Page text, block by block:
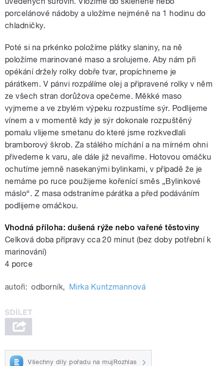
porcelánové nádoby a uložíme nejméně na 1 hodinu do
chladničky.
Poté si na prkénko položíme plátky slaniny, na ně
položíme marinované maso a srolujeme. Aby nám při
opékání držely rolky dobře tvar, propíchneme je
párátkem. V pánvi rozpálíme olej a připravené rolky v něm
ze všech stran dorůžova opečeme. Měkké maso
vyjmeme a ve zbylém výpeku rozpustíme sýr. Podlijeme
vínem a v momentě kdy je sýr dokonale rozpuštěný
pomalu vlijeme smetanu do které jsme rozkvedlali
bramborový škrob. Za stálého míchání a na mírném ohni
přivedeme k varu, ale dále již nevaříme. Hotovou omáčku
ochutíme jemně nasekanými bylinkami, v případě že je
nemáme po ruce použijeme kořenící směs „Bylinkové
máslo“. Z masa odstraníme párátka a před podáváním
podlijeme omáčkou.
Vhodná příloha: dušená rýže nebo vařené těstoviny
Celková doba přípravy cca 20 minut (bez doby potřební k
marinování)
4 porce
autoři: odborník, Mirka Kuntzmannová
Všechny díly pořadu na mujRozhlas